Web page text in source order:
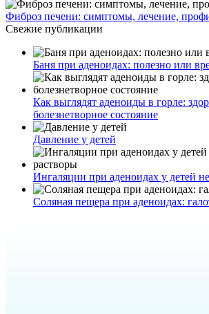
Фиброз печени: симптомы, лечение,
Свежие публикации
Баня при аденоидах: полезно или
Как выглядят аденоиды в горле:
болезнетворное состояние
Давление у детей
Ингаляции при аденоидах у детей
Соляная пещера при аденоидах: